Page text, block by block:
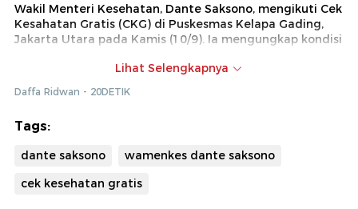
Wakil Menteri Kesehatan, Dante Saksono, mengikuti Cek
Kesahatan Gratis (CKG) di Puskesmas Kelapa Gading,
Jakarta Utara pada Kamis (10/9). Ia mengungkap kondisi
harus menggunakan kacamata.
Lihat Selengkapnya
Daffa Ridwan - 20DETIK
Tags:
dante saksono
wamenkes dante saksono
cek kesehatan gratis